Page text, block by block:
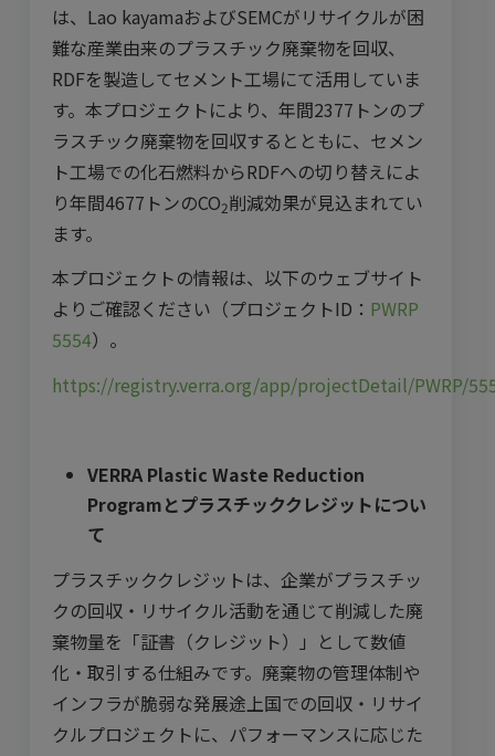
は、Lao kayamaおよびSEMCがリサイクルが困
難な産業由来のプラスチック廃棄物を回収、
RDFを製造してセメント工場にて活用していま
す。本プロジェクトにより、年間2377トンのプ
ラスチック廃棄物を回収するとともに、セメン
ト工場での化石燃料からRDFへの切り替えによ
り年間4677トンのCO2削減効果が見込まれてい
ます。
本プロジェクトの情報は、以下のウェブサイト
よりご確認ください（プロジェクトID： PWRP
5554）。
https://registry.verra.org/app/projectDetail/PWRP/
VERRA Plastic Waste Reduction
Programとプラスチッククレジットについ
て
プラスチッククレジットは、企業がプラスチッ
クの回収・リサイクル活動を通じて削減した廃
棄物量を「証書（クレジット）」として数値
化・取引する仕組みです。廃棄物の管理体制や
インフラが脆弱な発展途上国での回収・リサイ
クルプロジェクトに、パフォーマンスに応じた